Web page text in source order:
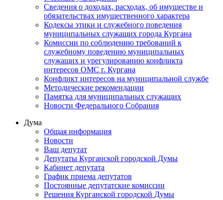
Сведения о доходах, расходах, об имуществе и
обязательствах имущественного характера
Кодексы этики и служебного поведения
муниципальных служащих города Кургана
Комиссии по соблюдению требований к
служебному поведению муниципальных
служащих и урегулированию конфликта
интересов ОМС г. Кургана
Конфликт интересов на муниципальной службе
Методические рекомендации
Памятка для муниципальных служащих
Новости Федерального Cобрания
Дума
Общая информация
Новости
Ваш депутат
Депутаты Курганской городской Думы
Кабинет депутата
График приема депутатов
Постоянные депутатские комиссии
Решения Курганской городской Думы